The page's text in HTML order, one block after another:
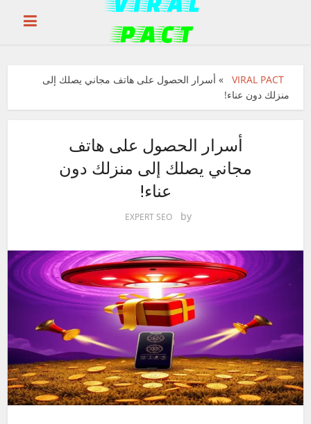
VIRAL PACT
» أسرار الحصول على هاتف مجاني يصلك إلى
منزلك دون عناء!
أسرار الحصول على هاتف
مجاني يصلك إلى منزلك دون
عناء!
by
EXPERT SEO